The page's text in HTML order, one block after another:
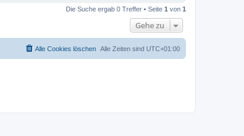
Die Suche ergab 0 Treffer • Seite 1 von 1
Gehe zu
Alle Zeiten sind UTC+01:00
Alle Cookies löschen